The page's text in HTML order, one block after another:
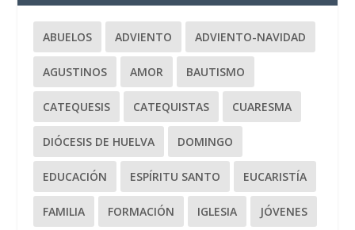
ABUELOS ADVIENTO ADVIENTO-NAVIDAD
AGUSTINOS AMOR BAUTISMO
CATEQUESIS CATEQUISTAS CUARESMA
DIÓCESIS DE HUELVA DOMINGO
EDUCACIÓN ESPÍRITU SANTO EUCARISTÍA
FAMILIA FORMACIÓN IGLESIA JÓVENES